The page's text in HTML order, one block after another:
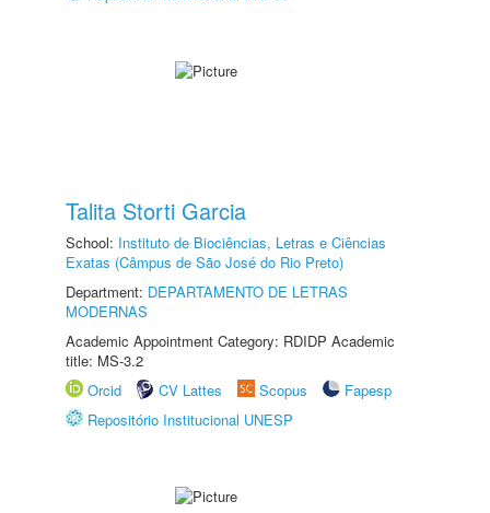
Talita Storti Garcia
School: Instituto de Biociências, Letras e Ciências
Exatas (Câmpus de São José do Rio Preto)
Department: DEPARTAMENTO DE LETRAS
MODERNAS
Academic Appointment Category: RDIDP Academic
title: MS-3.2
Orcid
CV Lattes Scopus
Fapesp
Repositório Institucional UNESP